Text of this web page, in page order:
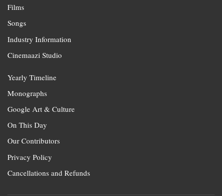
Films
Songs
Industry Information
Cinemaazi Studio
Yearly Timeline
Monographs
Google Art & Culture
On This Day
Our Contributors
Privacy Policy
Cancellations and Refunds